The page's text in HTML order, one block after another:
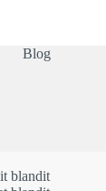
Blog
blandit